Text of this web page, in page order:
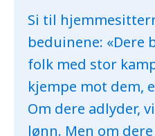
Si til
beduinene: «Dere
folk med stor
kjempe mot dem,
Om dere adlyder,
lønn. Men om